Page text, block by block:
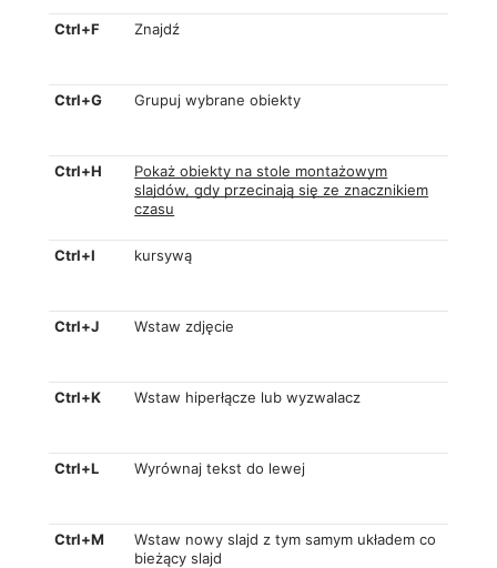
Ctrl+F Znajdź
Ctrl+G Grupuj wybrane obiekty
Ctrl+H
Pokaż obiekty na stole montażowym
slajdów, gdy przecinają się ze znacznikiem
czasu
Ctrl+I kursywą
Ctrl+J Wstaw zdjęcie
Ctrl+K Wstaw hiperłącze lub wyzwalacz
Ctrl+L Wyrównaj tekst do lewej
Ctrl+M
Wstaw nowy slajd z tym samym układem co
bieżący slajd